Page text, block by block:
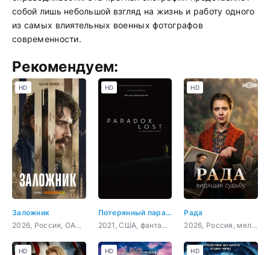
собой лишь небольшой взгляд на жизнь и работу одного
из самых влиятельных военных фотографов
современности.
Рекомендуем:
Заложник
2026, Россия, ОАЭ, Турция, драма, боевик
HD
Потерянный парадокс
2021, США, фантастика, комедия
HD
Рада
2026, Россия, мелодрама, детектив, криминал
HD
HD HD HD